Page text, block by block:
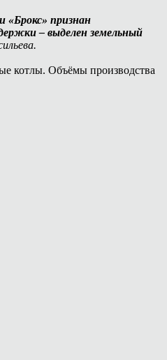
«Брокс» признан
– выделен земельный
котлы. Объёмы производства